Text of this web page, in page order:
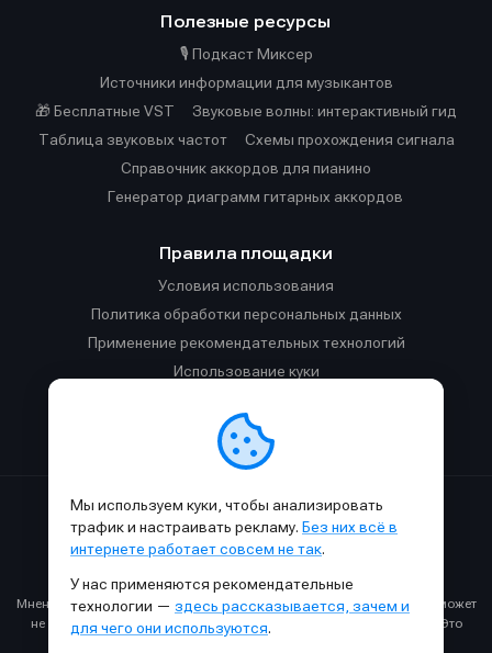
Полезные ресурсы
🎙️ Подкаст Миксер
Источники информации для музыкантов
🎁 Бесплатные VST
Звуковые волны: интерактивный гид
Таблица звуковых частот
Cхемы прохождения сигнала
Справочник аккордов для пианино
Генератор диаграмм гитарных аккордов
Правила площадки
Условия использования
Политика обработки персональных данных
Применение рекомендательных технологий
Использование куки
Правила общения в Телеграм-чате
Сделано с к в SAMESOUND© 2015-2026.
Использование материалов SAMESOUND разрешено только с
Все права на картинки и тексты принадлежат их авторам.
Мнение авторов может не совпадать с мнением редакции, которое может
не совпадать с вашим мнением и меняться с течением времени. Это
Мы используем куки, чтобы анализировать
трафик и настраивать рекламу. Без них всё в
интернете работает совсем не так.
У нас применяются рекомендательные
технологии — здесь рассказывается, зачем и
для чего они используются.